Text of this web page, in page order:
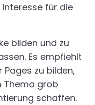
für die
bilden und zu
Es empfiehlt
zu bilden,
Thema grob
schaffen.